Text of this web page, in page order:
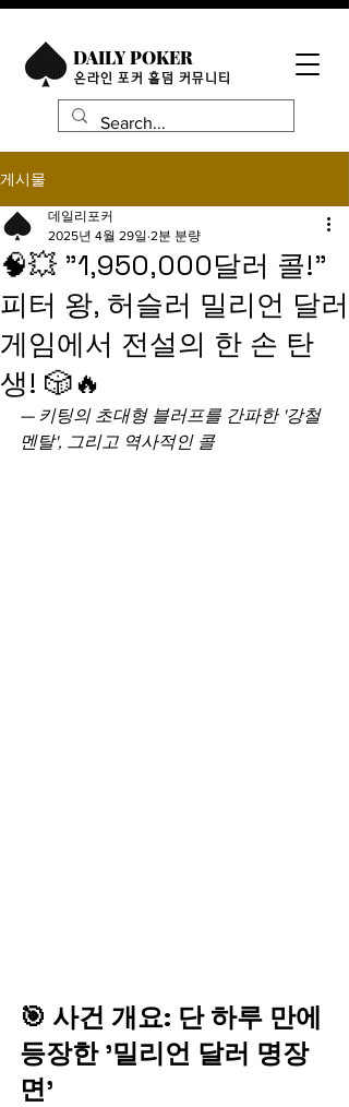
DAILY POKER
​온라인 포커 홀덤 커뮤니티
게시물
🧠💥 "1,950,000달러 콜!"
피터 왕, 허슬러 밀리언 달러
게임에서 전설의 한 손 탄
생! 🎲🔥
데일리포커
2025년 4월 29일 2분 분량
— 키팅의 초대형 블러프를 간파한 '강철
멘탈', 그리고 역사적인 콜
🎯 사건 개요: 단 하루 만에
등장한 '밀리언 달러 명장
면'